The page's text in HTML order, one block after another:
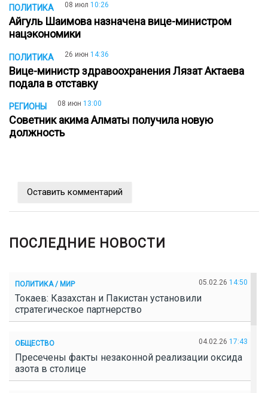
ПОЛИТИКА 08 июл 10:26
Айгуль Шаимова назначена вице-министром
нацэкономики
ПОЛИТИКА 26 июн 14:36
Вице-министр здравоохранения Лязат Актаева
подала в отставку
РЕГИОНЫ 08 июн 13:00
Советник акима Алматы получила новую
должность
Оставить комментарий
ПОСЛЕДНИЕ НОВОСТИ
ПОЛИТИКА / МИР 05.02.26 14:50
Токаев: Казахстан и Пакистан установили
стратегическое партнерство
ОБЩЕСТВО 04.02.26 17:43
Пресечены факты незаконной реализации оксида
азота в столице